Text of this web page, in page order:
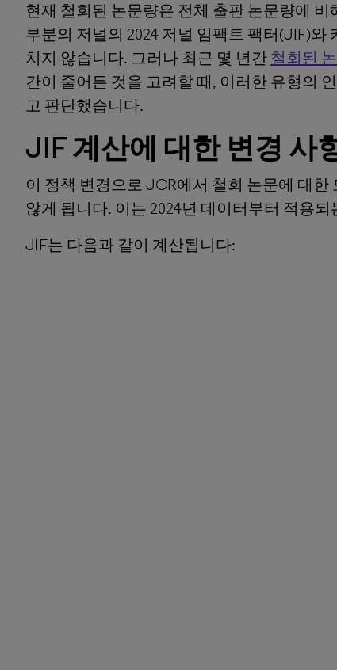
현재 철회된 논문량은 전체 출판 논문량에
부분의 저널의 2024 저널 임팩트 팩터(JIF)와
치지 않습니다. 그러나 최근 몇 년간 철회된
간이 줄어든 것을 고려할 때, 이러한 유형의
고 판단했습니다.
JIF계산에 대한 변경 사
이 정책 변경으로 JCR에서 철회 논문에 대
않게 됩니다. 이는 2024년 데이터부터 적용
JIF는 다음과 같이 계산됩니다: